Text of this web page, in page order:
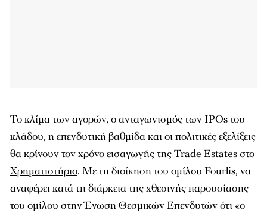
Το κλίμα των αγορών, ο ανταγωνισμός των IPOs του
κλάδου, η επενδυτική βαθμίδα και οι πολιτικές εξελίξεις
θα κρίνουν τον χρόνο εισαγωγής της Trade Estates στο
Χρηματιστήριο. Με τη διοίκηση του ομίλου Fourlis, να
αναφέρει κατά τη διάρκεια της χθεσινής παρουσίασης
του ομίλου στην Ένωση Θεσμικών Επενδυτών ότι «ο